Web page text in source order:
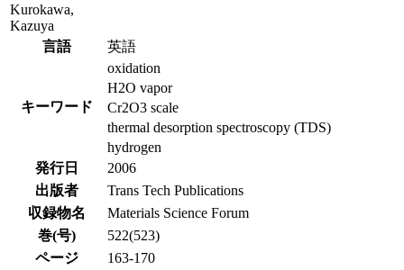
Kurokawa,
Kazuya
言語
英語
キーワード
oxidation
H2O vapor
Cr2O3 scale
thermal desorption spectroscopy (TDS)
hydrogen
発行日
2006
出版者
Trans Tech Publications
収録物名
Materials Science Forum
巻(号)
522(523)
ページ
163-170